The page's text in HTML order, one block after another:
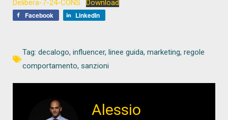
Delibera-7-24-CONS
Download
Facebook
LinkedIn
Tag: decalogo, influencer, linee guida, marketing, regole
comportamento, sanzioni
Alessio